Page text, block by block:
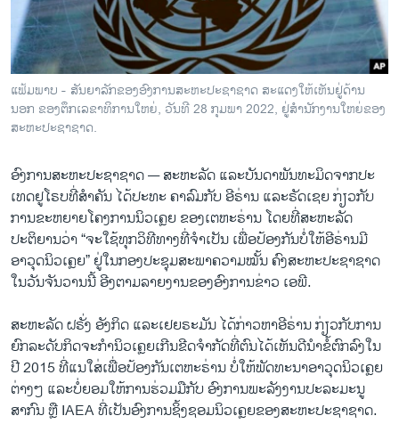
ພາສາອັງກິດ
ວີດີໂອ
ສຽງ
ລາຍການກະຈາຍສຽງ
ຕິດຕາມພວກເຮົາ ທີ່
ພາສາຕ່າງໆ
ແຟ້ມພາບ - ສັນຍາລັກຂອງອົງການສະຫະປະຊາຊາດ ສະແດງໃຫ້ເຫັນຢູ່ດ້ານ
ນອກ ຂອງຕຶກເລຂາທິການໃຫຍ່, ວັນທີ 28 ກຸມພາ 2022, ຢູ່ສຳນັກງານໃຫຍ່ຂອງ
ສະຫະປະຊາຊາດ.
ອົງການສະຫະປະຊາຊາດ —ສະຫະລັດ ແລະບັນດາພັນທະມິດຈາກປະ
ເທດຢູໂຣບທີ່ສຳຄັນ ໄດ້ປະທະ ຄາລົມກັບ ອີຣ່ານ ແລະຣັດເຊຍ ກ່ຽວກັບ
ການຂະຫຍາຍໂຄງ​ການນິວເຄຼຍ ຂອງເຕຫະຣ່ານ ໂດຍທີ່ສະຫະລັດ
ປະຕິຍານວ່າ “ຈະໃຊ້ທຸກວິທີທາງທີ່ຈຳເປັນ ເພື່ອປ້ອງກັນບໍ່ໃຫ້ອີຣ່ານມີ
ອາວຸດນິວເຄຼຍ” ຢູ່ໃນກອງປະຊຸມສະພາຄວາມໝັ້ນ ຄົງສະຫະປະຊາຊາດ
ໃນວັນຈັນວານນີ້ ອີງຕາມລາຍງານຂອງອົງການຂ່າວ ເອພີ.
ສະຫະລັດ ຝຣັ່ງ ອັງກິດ ແລະເຢຍຣະມັນ ໄດ້ກ່າວຫາອີຣ່ານ ກ່ຽວກັບການ
ຍົກລະດັບກິດຈະກຳນິວເຄຼຍເກີນຂີດຈຳກັດທີ່ຕົນໄດ້ເຫັນດີນຳຂໍ້ຕົກລົງໃນ
ປີ 2015 ທີ່ແນໃສ່ເພື່ອປ້ອງກັນເຕຫະຣ່ານ ບໍ່ໃຫ້ພັດທະນາອາວຸດນິວເຄຼຍ
ຕ່າງໆ ແລະບໍ່ຍອມໃຫ້ການຮ່ວມມືກັບ ອົງການພະລັງງານປະລະມະນູ
ສາກົນ ຫຼື IAEA ທີ່ເປັນອົງການຊິ້ງຊອມນິວເຄຼຍຂອງສະຫະປະຊາຊາດ.